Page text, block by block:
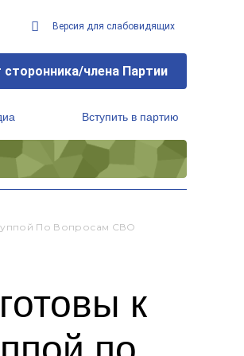
Версия для слабовидящих
члена Партии
Вступить в партию
По Вопросам СВО
к